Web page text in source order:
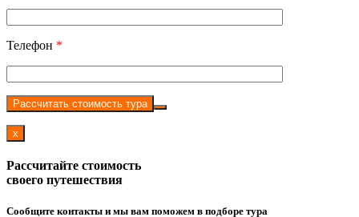
Телефон *
Рассчитать стоимость тура
x
Рассчитайте стоимость
своего путешествия
Сообщите контакты и мы вам поможем в подборе тура